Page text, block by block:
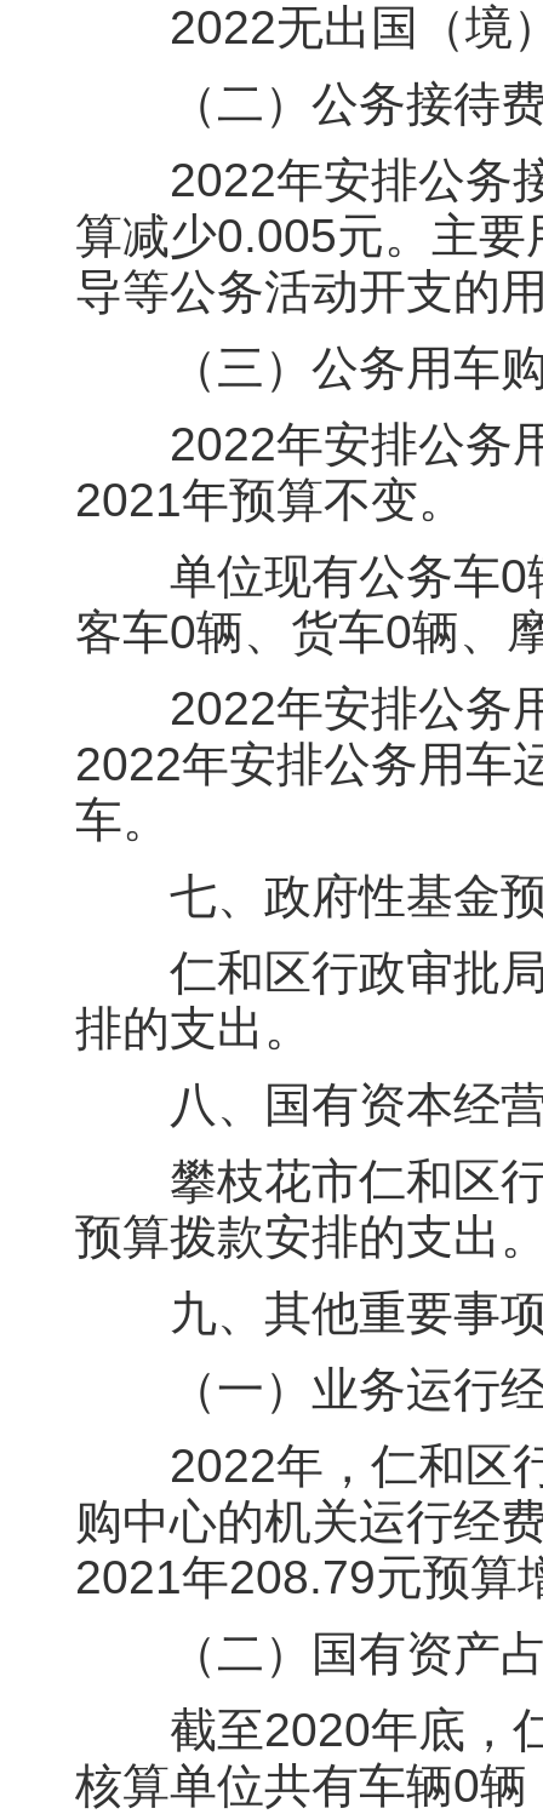
2022无出国（境）
（二）公务接待
2022年安排公务接
算减少0.005元。主
导等公务活动开支的
（三）公务用车购
2022年安排公务用
2021年预算不变。
单位现有公务车0
客车0辆、货车0辆、
2022年安排公务用
2022年安排公务用车
车。
七、政府性基金预
仁和区行政审批局
排的支出。
八、国有资本经营
攀枝花市仁和区行
预算拨款安排的支出
九、其他重要事项
（一）业务运行
2022年，仁和区行
购中心的机关运行经
2021年208.79元预算
（二）国有资产占
截至2020年底，仁
核算单位共有车辆0